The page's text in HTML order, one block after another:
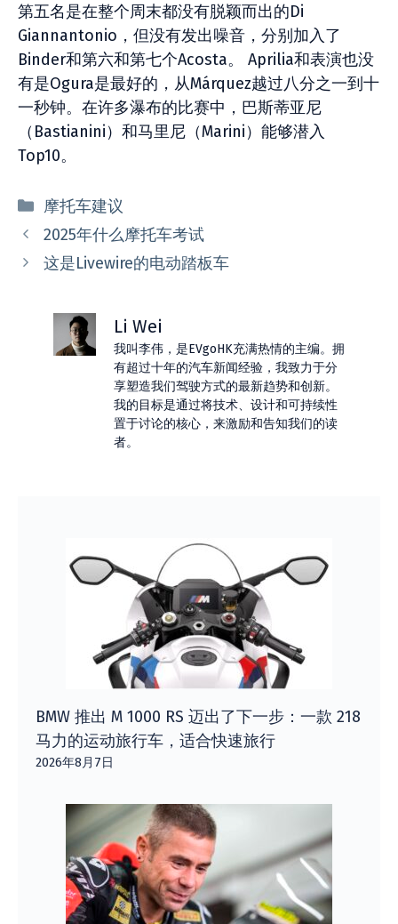
第五名是在整个周末都没有脱颖而出的Di
Giannantonio，但没有发出噪音，分别加入了
Binder和第六和第七个Acosta。 Aprilia和表演也没
有是Ogura是最好的，从Márquez越过八分之一到十
一秒钟。在许多瀑布的比赛中，巴斯蒂亚尼
（Bastianini）和马里尼（Marini）能够潜入
Top10。
分
类
摩托车建议
2025年什么摩托车考试
这是Livewire的电动踏板车
Li Wei
我叫李伟，是EVgoHK充满热情的主编。拥
有超过十年的汽车新闻经验，我致力于分
享塑造我们驾驶方式的最新趋势和创新。
我的目标是通过将技术、设计和可持续性
置于讨论的核心，来激励和告知我们的读
者。
BMW 推出 M 1000 RS 迈出了下一步：一款 218
马力的运动旅行车，适合快速旅行
2026年8月7日